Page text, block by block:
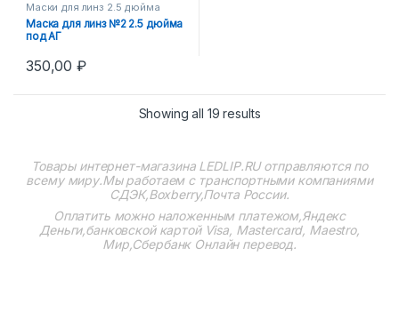
Маски для линз 2.5 дюйма
Маска для линз №2 2.5 дюйма
под АГ
350,00₽
Showing all 19 results
Товары интернет-магазина LEDLIP.RUотправляются по
всему миру.Мы работаем с транспортными компаниями
СДЭК,Boxberry,Почта России.
Оплатить можно наложенным платежом,Яндекс
Деньги,банковской картой Visa, Mastercard, Maestro,
Мир,Сбербанк Онлайн перевод.